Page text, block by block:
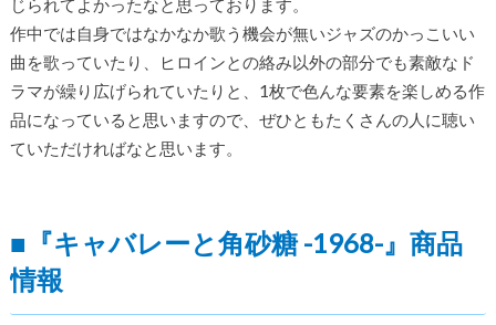
じられてよかったなと思っております。
作中では自身ではなかなか歌う機会が無いジャズのかっこいい
曲を歌っていたり、ヒロインとの絡み以外の部分でも素敵なド
ラマが繰り広げられていたりと、1枚で色んな要素を楽しめる作
品になっていると思いますので、ぜひともたくさんの人に聴い
ていただければなと思います。
■『キャバレーと角砂糖 -1968-』商品
情報